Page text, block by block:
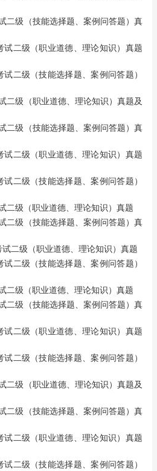
二级（技能选择题、案例问答题）真
试二级（职业道德、理论知识）真题
试二级（技能选择题、案例问答题）
二级（职业道德、理论知识）真题及
二级（技能选择题、案例问答题）真
试二级（职业道德、理论知识）真题
试二级（技能选择题、案例问答题）
二级（职业道德、理论知识）真题
二级（技能选择题、案例问答题）真
试二级（职业道德、理论知识）真题
试二级（技能选择题、案例问答题）
二级（职业道德、理论知识）真题
二级（技能选择题、案例问答题）真
试二级（职业道德、理论知识）真题
试二级（技能选择题、案例问答题）
二级（职业道德、理论知识）真题及
二级（技能选择题、案例问答题）真
试二级（职业道德、理论知识）真题
试二级（技能选择题、案例问答题）